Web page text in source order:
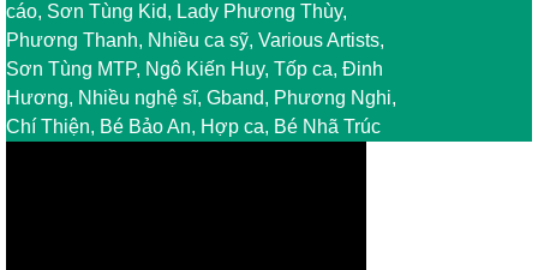
cáo, Sơn Tùng Kid, Lady Phương Thùy,
Phương Thanh, Nhiều ca sỹ, Various Artists,
Sơn Tùng MTP, Ngô Kiến Huy, Tốp ca, Đinh
Hương, Nhiều nghệ sĩ, Gband, Phương Nghi,
Chí Thiện, Bé Bảo An, Hợp ca, Bé Nhã Trúc